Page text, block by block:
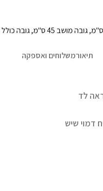
תיאורמשלוחים ואספקה
לד